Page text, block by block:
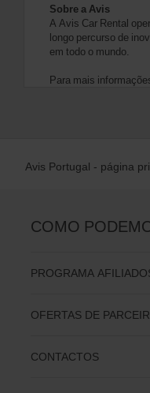
Sobre a Avis
A Avis Car Rental
longo percurso de
em todo o mundo.
Para mais
Avis Portugal - página
COMO
PROGRAMA
OFERTAS DE
CONTACTOS